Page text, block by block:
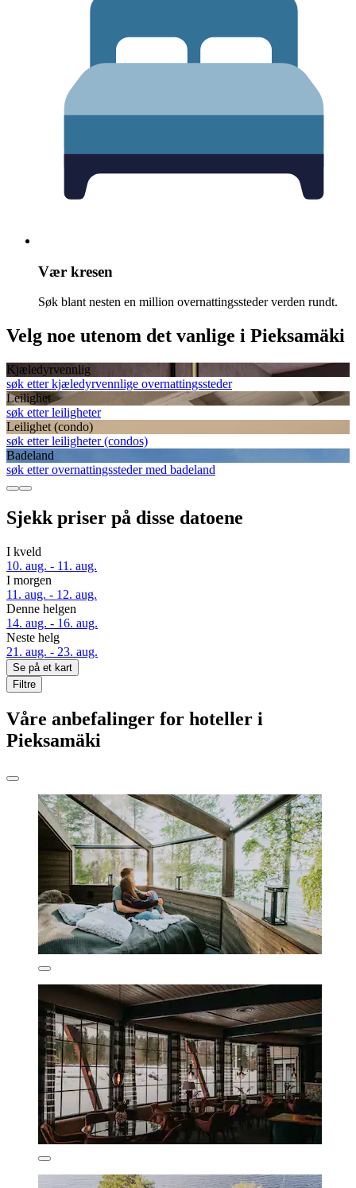
Vær kresen
Søk blant nesten en million overnattingssteder verden rundt.
Velg noe utenom det vanlige i Pieksamäki
Kjæledyrvennlig
søk etter kjæledyrvennlige overnattingssteder
Leilighet
søk etter leiligheter
Leilighet (condo)
søk etter leiligheter (condos)
Badeland
søk etter overnattingssteder med badeland
Sjekk priser på disse datoene
I kveld
10. aug. - 11. aug.
I morgen
11. aug. - 12. aug.
Denne helgen
14. aug. - 16. aug.
Neste helg
21. aug. - 23. aug.
Se på et kart
Filtre
Våre anbefalinger for hoteller i
Pieksamäki